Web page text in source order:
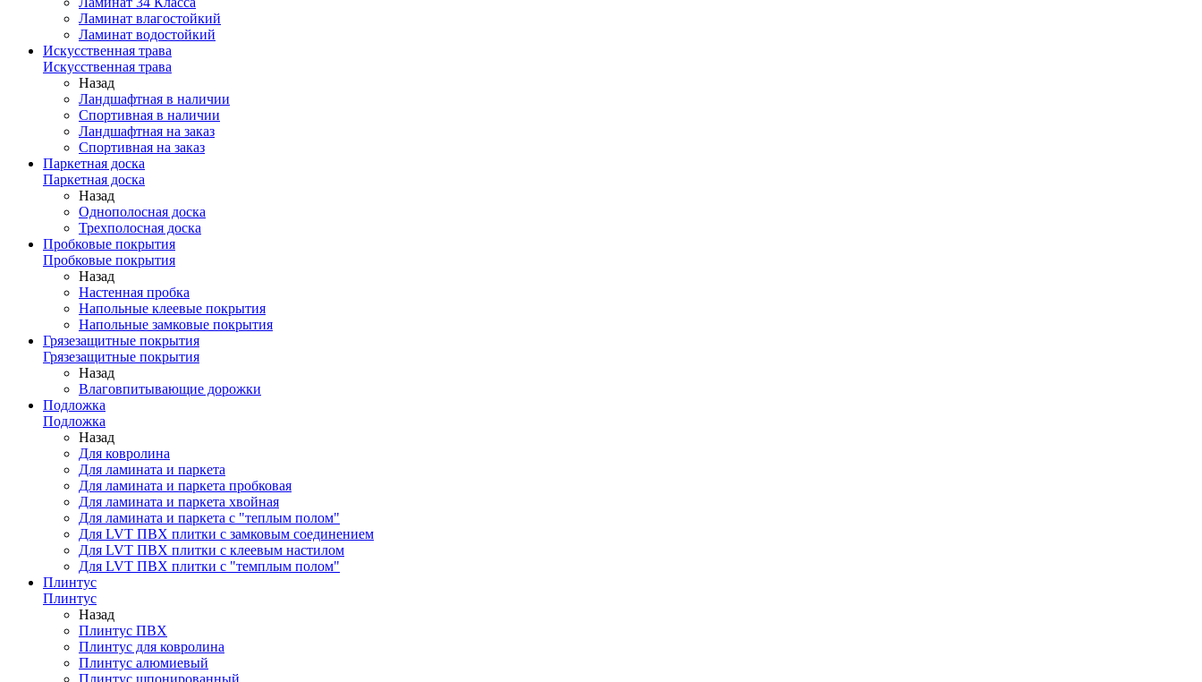
Ламинат влагостойкий
Ламинат водостойкий
Искусственная трава
Искусственная трава
Назад
Ландшафтная в наличии
Спортивная в наличии
Ландшафтная на заказ
Спортивная на заказ
Паркетная доска
Паркетная доска
Назад
Однополосная доска
Трехполосная доска
Пробковые покрытия
Пробковые покрытия
Назад
Настенная пробка
Напольные клеевые покрытия
Напольные замковые покрытия
Грязезащитные покрытия
Грязезащитные покрытия
Назад
Влаговпитывающие дорожки
Подложка
Подложка
Назад
Для ковролина
Для ламината и паркета
Для ламината и паркета пробковая
Для ламината и паркета хвойная
Для ламината и паркета с "теплым полом"
Для LVT ПВХ плитки с замковым соединением
Для LVT ПВХ плитки с клеевым настилом
Для LVT ПВХ плитки с "темплым полом"
Плинтус
Плинтус
Назад
Плинтус ПВХ
Плинтус для ковролина
Плинтус алюмиевый
Плинтус шпонированный